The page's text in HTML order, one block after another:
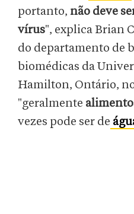
portanto, não deve
vírus", explica Brian
do departamento de
biomédicas da
Hamilton, Ontário,
"geralmente
vezes pode ser de